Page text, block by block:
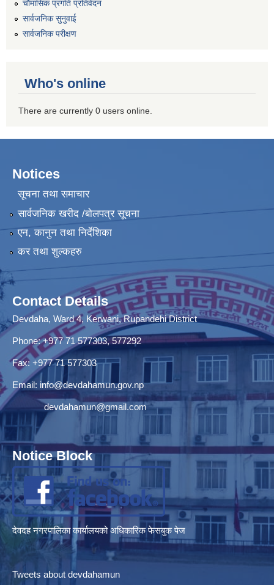
चौमासिक प्रगति प्रतिवेदन
सार्वजनिक सुनुवाई
सार्वजनिक परीक्षण
Who's online
There are currently 0 users online.
Notices
सूचना तथा समाचार
सार्वजनिक खरीद /बोलपत्र सूचना
एन, कानुन तथा निर्देशिका
कर तथा शुल्कहरु
Contact Details
Devdaha, Ward 4, Kerwani, Rupandehi District
Phone: +977 71 577303, 577292
Fax: +977 71 577303
Email: info@devdahamun.gov.np
devdahamun@gmail.com
Notice Block
देवदह नगरपालिका कार्यालयको अधिकारिक फेसबुक पेज
Tweets about devdahamun